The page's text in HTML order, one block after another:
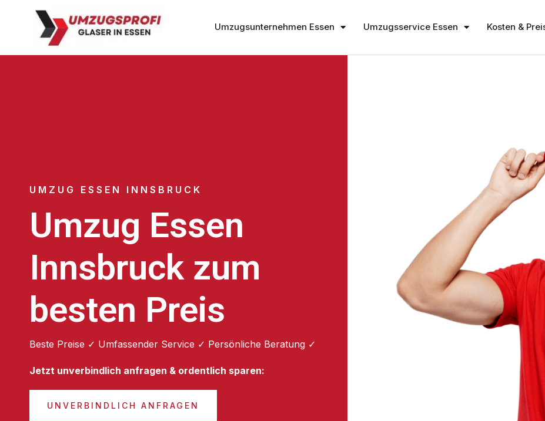
Umzugsunternehmen Essen Umzugsservice Essen Kosten &
UMZUG ESSEN INNSBRUCK
Umzug Essen
Innsbruck zum
besten Preis
Beste Preise ✓ Umfassender Service ✓ Persönliche Beratung ✓
Jetzt unverbindlich anfragen & ordentlich sparen:
UNVERBINDLICH ANFRAGEN